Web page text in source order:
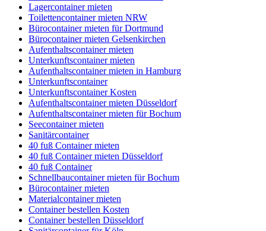
Lagercontainer mieten
Toilettencontainer mieten NRW
Bürocontainer mieten für Dortmund
Bürocontainer mieten Gelsenkirchen
Aufenthaltscontainer mieten
Unterkunftscontainer mieten
Aufenthaltscontainer mieten in Hamburg
Unterkunftscontainer
Unterkunftscontainer Kosten
Aufenthaltscontainer mieten Düsseldorf
Aufenthaltscontainer mieten für Bochum
Seecontainer mieten
Sanitärcontainer
40 fuß Container mieten
40 fuß Container mieten Düsseldorf
40 fuß Container
Schnellbaucontainer mieten für Bochum
Bürocontainer mieten
Materialcontainer mieten
Container bestellen Kosten
Container bestellen Düsseldorf